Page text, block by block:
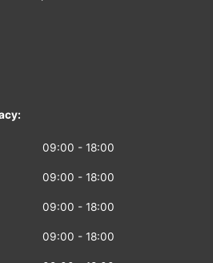
09:00 - 18:00
09:00 - 18:00
09:00 - 18:00
09:00 - 18:00